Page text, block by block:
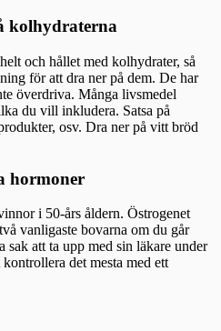
kolhydraterna
och hållet med kolhydrater, så
för att dra ner på dem. De har
överdriva. Många livsmedel
du vill inkludera. Satsa på
osv. Dra ner på vitt bröd
hormoner
i 50-års åldern. Östrogenet
vanligaste bovarna om du går
att ta upp med sin läkare under
det mesta med ett